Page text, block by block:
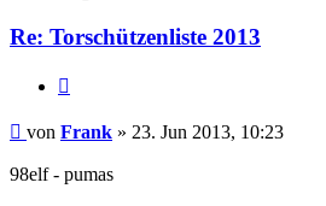
Re: Torschützenliste 2013
Beitrag
von Frank » 23. Jun 2013, 10:23
98elf - pumas